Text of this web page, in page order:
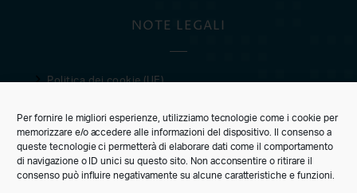
Per fornire le migliori esperienze, utilizziamo tecnologie come i cookie per
memorizzare e/o accedere alle informazioni del dispositivo. Il consenso a
queste tecnologie ci permetterà di elaborare dati come il comportamento
di navigazione o ID unici su questo sito. Non acconsentire o ritirare il
consenso può influire negativamente su alcune caratteristiche e funzioni.
NOTE LEGALI
Politica dei cookie (UE)
Condizioni di vendita
CUSTOMER CARE